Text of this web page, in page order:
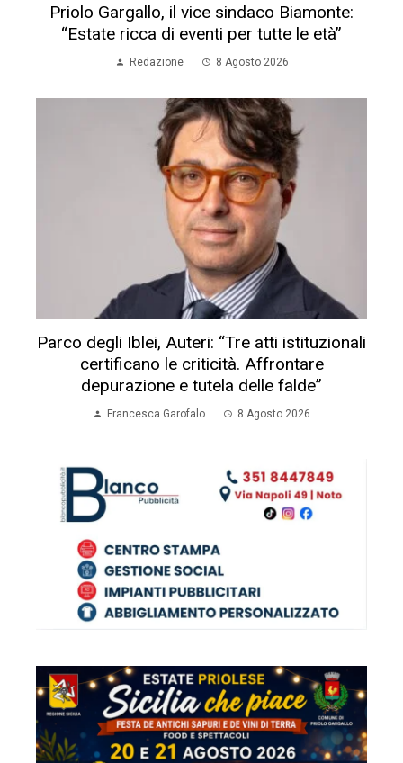
Priolo Gargallo, il vice sindaco Biamonte:
“Estate ricca di eventi per tutte le età”
Redazione 8 Agosto 2026
Parco degli Iblei, Auteri: “Tre atti istituzionali
certificano le criticità. Affrontare
depurazione e tutela delle falde”
Francesca Garofalo 8 Agosto 2026